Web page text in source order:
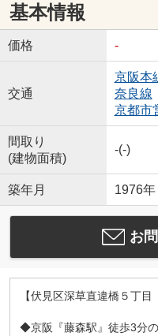
基本情報
価格 -
交通
京阪本
奈良線
京都市
間取り
(建物面積)
-(-)
築年月 1976
お
【伏見区深草直違橋５丁
◆京阪『藤森駅』徒歩3分の